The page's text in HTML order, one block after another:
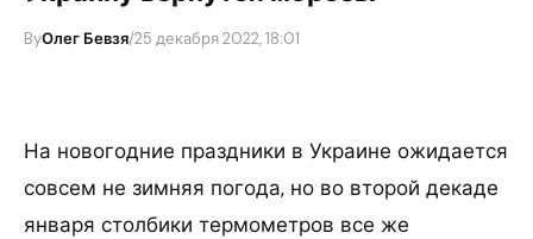
ByОлег Бевзя/25 декабря 2022, 18:01
На новогодние праздники в Украине ожидается
совсем не зимняя погода, но во второй декаде
января столбики термометров все же